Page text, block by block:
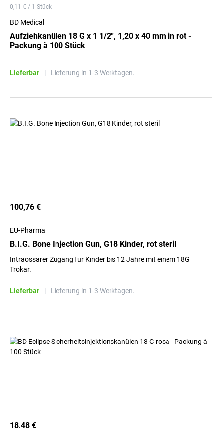
0,11 € / 1 Stück
BD Medical
Aufziehkanülen 18 G x 1 1/2'', 1,20 x 40 mm in rot -
Packung à 100 Stück
Lieferbar | Lieferung in 1-3 Werktagen.
100,76 €
EU-Pharma
B.I.G. Bone Injection Gun, G18 Kinder, rot steril
Intraossärer Zugang für Kinder bis 12 Jahre mit einem 18G
Trokar.
Lieferbar | Lieferung in 1-3 Werktagen.
18,48 €